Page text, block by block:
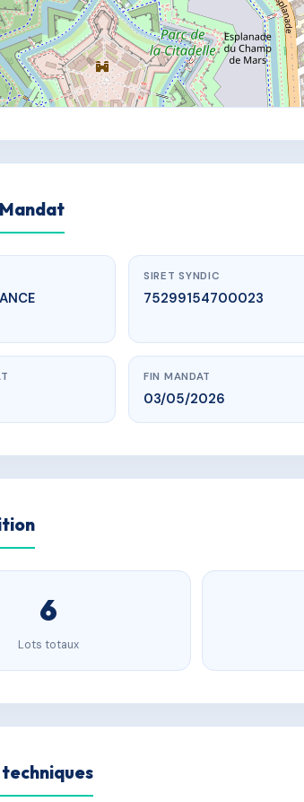
Mandat
SIRET SYNDIC
75299154700023
FIN MANDAT
03/05/2026
6
Lots totaux